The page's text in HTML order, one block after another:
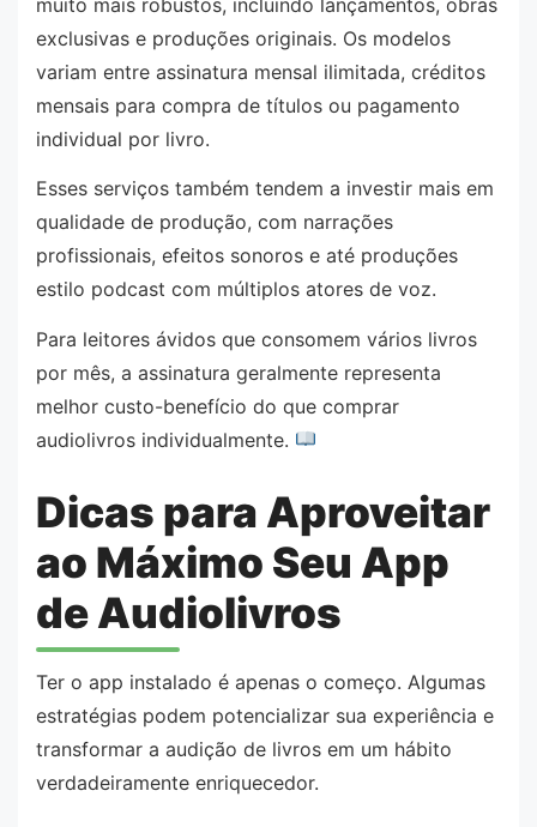
exclusivas e produções originais. Os modelos
variam entre assinatura mensal ilimitada, créditos
mensais para compra de títulos ou pagamento
individual por livro.
Esses serviços também tendem a investir mais em
qualidade de produção, com narrações
profissionais, efeitos sonoros e até produções
estilo podcast com múltiplos atores de voz.
Para leitores ávidos que consomem vários livros
por mês, a assinatura geralmente representa
melhor custo-benefício do que comprar
audiolivros individualmente.
Dicas para Aproveitar
ao Máximo Seu App
de Audiolivros
Ter o app instalado é apenas o começo. Algumas
estratégias podem potencializar sua experiência e
transformar a audição de livros em um hábito
verdadeiramente enriquecedor.